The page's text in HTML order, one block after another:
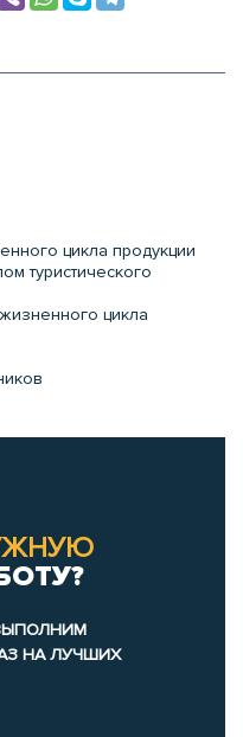
цикла продукции
туристического
цикла
НА ЛУЧШИХ